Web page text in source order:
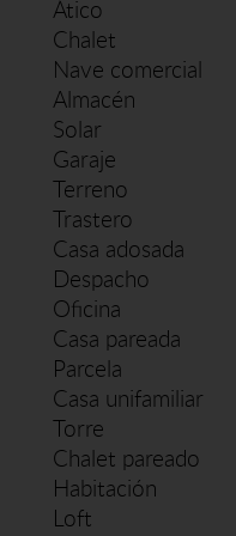
Ático
Chalet
Nave comercial
Almacén
Solar
Garaje
Terreno
Trastero
Casa adosada
Despacho
Oficina
Casa pareada
Parcela
Casa unifamiliar
Torre
Chalet pareado
Habitación
Loft